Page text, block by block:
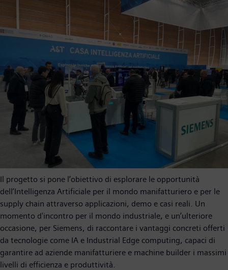
Il progetto si pone l’obiettivo di esplorare le opportunità
dell’Intelligenza Artificiale per il mondo manifatturiero e per le
supply chain attraverso applicazioni, demo e casi reali. Un
momento d'incontro per il mondo industriale, e un’ulteriore
occasione, per Siemens, di raccontare i vantaggi concreti offerti
da tecnologie come IA e Industrial Edge computing, capaci di
garantire ad aziende manifatturiere e machine builder i massimi
livelli di efficienza e produttività.